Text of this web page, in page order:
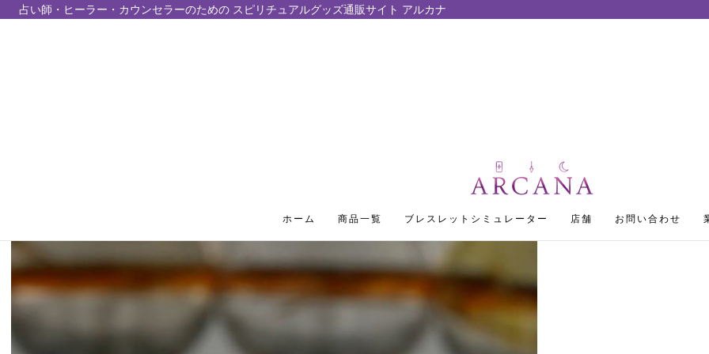
ツにスキップ
占い師・ヒーラー・カウンセラーのための スピリチュアルグッズ通販サイト アルカナ
ホーム 商品一覧 ブレスレットシミュレーター 店舗 お問い合わせ